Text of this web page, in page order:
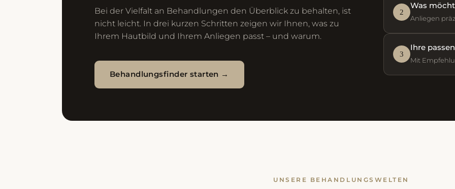
Bei der Vielfalt an Behandlungen den Überblick zu behalten, ist
nicht leicht. In drei kurzen Schritten zeigen wir Ihnen, was zu
Ihrem Hautbild und Ihrem Anliegen passt – und warum.
Behandlungsfinder starten →
2
Was
Anliegen
3
Ihre
Mit
UNSERE BEHANDLUNGSWELTEN